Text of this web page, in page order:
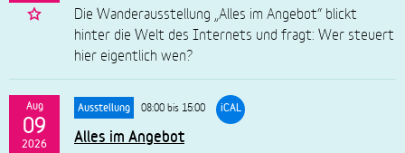
Die Wanderausstellung „Alles im Angebot“ blickt
hinter die Welt des Internets und fragt: Wer steuert
hier eigentlich wen?
Aug
09
2026
Ausstellung 08:00 bis 15:00 iCAL
Alles im Angebot